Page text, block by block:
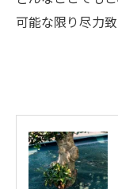
可能な限り尽力致